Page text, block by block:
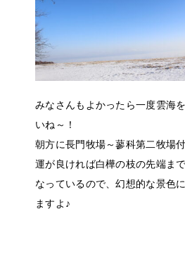
みなさんもよかったら一度雲海
いね～！
朝方に長門牧場～蓼科第二牧場
運が良ければ白樺の枝の先端ま
なっているので、幻想的な景色
ますよ♪